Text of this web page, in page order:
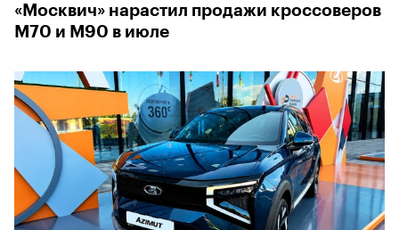
«Москвич» нарастил продажи кроссоверов
М70 и М90 в июле